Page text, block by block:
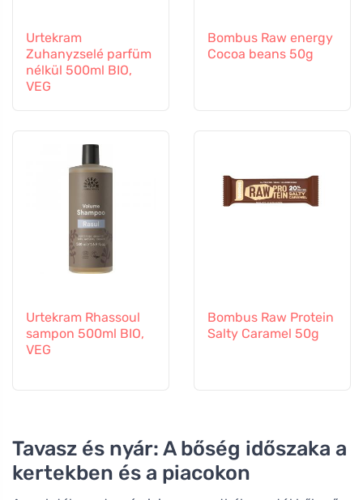
Urtekram
Zuhanyzselé parfüm
nélkül 500ml BIO,
VEG
Bombus Raw energy
Cocoa beans 50g
Urtekram Rhassoul
sampon 500ml BIO,
VEG
Bombus Raw Protein
Salty Caramel 50g
Tavasz és nyár: A bőség időszaka a
kertekben és a piacokon